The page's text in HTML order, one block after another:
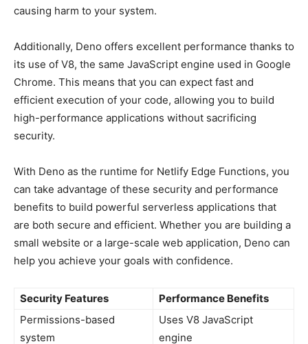
causing harm to your​ system.
Additionally, Deno⁢ offers ⁣excellent ⁢performance thanks to
its use of V8, the ​same JavaScript engine used in Google
Chrome. This⁢ means ‍that you can expect fast and
efficient execution of ‌your code, allowing you to ⁤build
⁢high-performance applications without sacrificing
security.
With Deno as the ⁣runtime for Netlify ⁢Edge ⁢Functions,⁣ you
can​ take advantage ⁤of these security and⁣ performance
benefits to build⁢ powerful serverless applications that ​
are both ‌secure⁢ and efficient. Whether you ⁣are​ building a
small website or a⁢ large-scale web ⁣application, Deno⁢ can‍
help ⁢you achieve your ‌goals with ⁤confidence.
Security ​Features
Performance Benefits
Permissions-based
system
Uses ‍V8 JavaScript​
engine